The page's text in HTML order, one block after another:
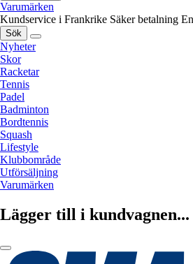
Varumärken
Kundservice i Frankrike Säker betalning
Sök
Nyheter
Skor
Racketar
Tennis
Padel
Badminton
Bordtennis
Squash
Lifestyle
Klubbområde
Utförsäljning
Varumärken
Lägger till i kundvagnen...